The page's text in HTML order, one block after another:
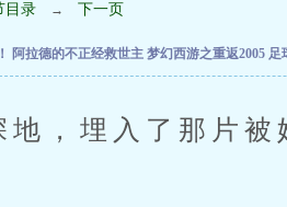
目录 → 下一页
阿拉德的不正经救世主 梦幻西游之重返2005 足
埋入了那片被